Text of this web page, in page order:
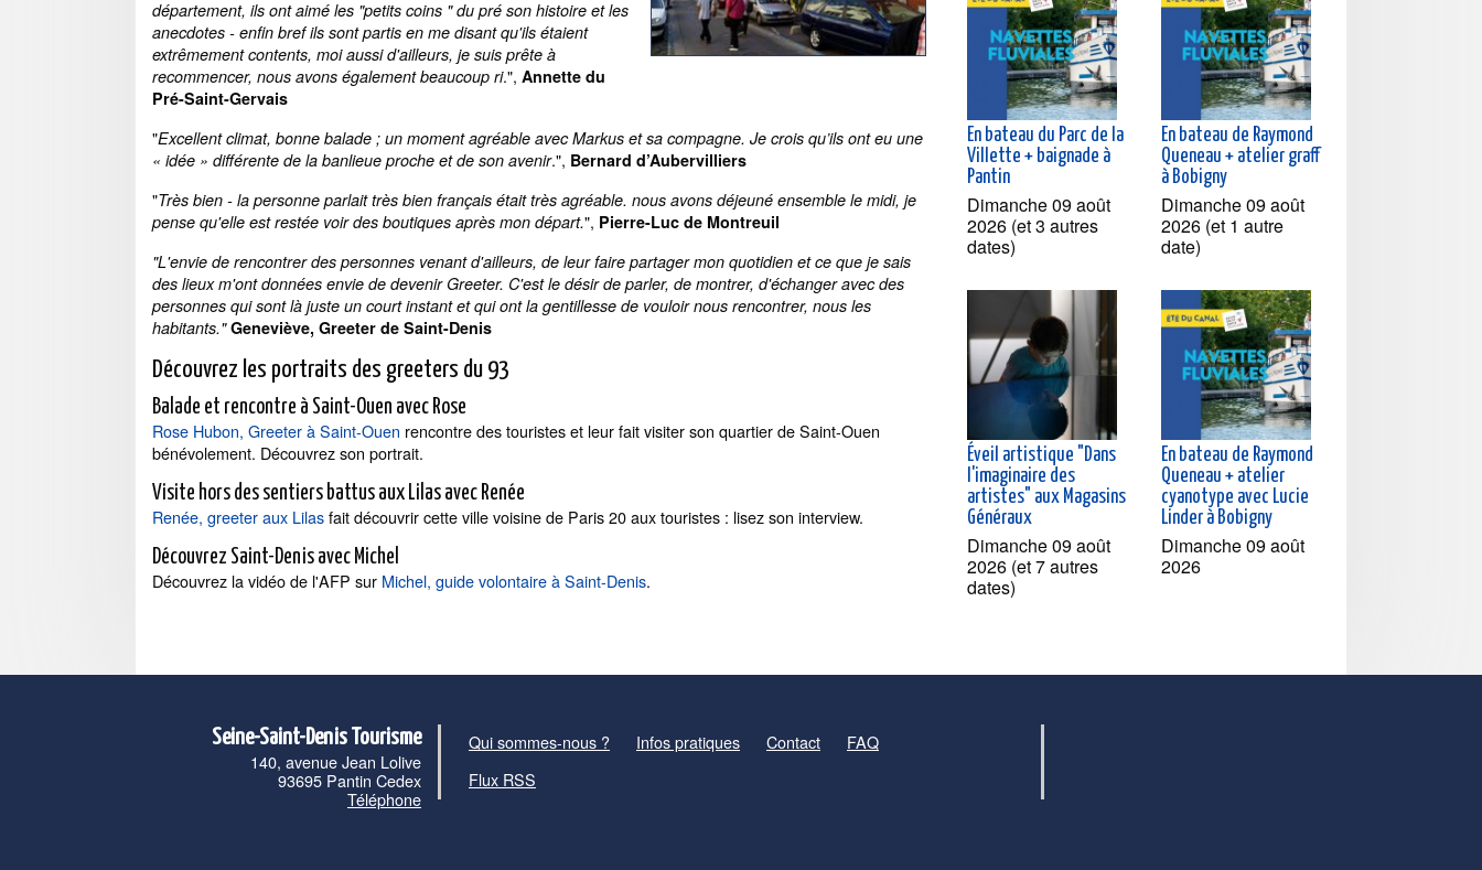
département, ils ont aimé les "petits coins " du pré son histoire et les
anecdotes - enfin bref ils sont partis en me disant qu'ils étaient
extrêmement contents, moi aussi d'ailleurs, je suis prête à
recommencer, nous avons également beaucoup ri.", Annette du
Pré-Saint-Gervais
"Excellent climat, bonne balade ; un moment agréable avec Markus et sa compagne. Je crois qu’ils ont eu une
« idée » différente de la banlieue proche et de son avenir.", Bernard d’Aubervilliers
"Très bien - la personne parlait très bien français était très agréable. nous avons déjeuné ensemble le midi, je
pense qu'elle est restée voir des boutiques après mon départ.", Pierre-Luc de Montreuil
"L'envie de rencontrer des personnes venant d'ailleurs, de leur faire partager mon quotidien et ce que je sais
des lieux m'ont données envie de devenir Greeter. C'est le désir de parler, de montrer, d'échanger avec des
personnes qui sont là juste un court instant et qui ont la gentillesse de vouloir nous rencontrer, nous les
habitants." Geneviève, Greeter de Saint-Denis
Découvrez les portraits des greeters du 93
Balade et rencontre à Saint-Ouen avec Rose
Rose Hubon, Greeter à Saint-Ouen rencontre des touristes et leur fait visiter son quartier de Saint-Ouen
bénévolement. Découvrez son portrait.
Visite hors des sentiers battus aux Lilas avec Renée
Renée, greeter aux Lilasfait découvrir cette ville voisine de Paris 20 aux touristes : lisez son interview.
Découvrez Saint-Denis avec Michel
Découvrez la vidéo de l'AFP sur Michel, guide volontaire à Saint-Denis.
En bateau du Parc de la
Villette + baignade à
Pantin
Dimanche 09 août
2026 (et 3 autres
dates)
En bateau de Raymond
Queneau + atelier graff
à Bobigny
Dimanche 09 août
2026 (et 1 autre
date)
Éveil artistique "Dans
l'imaginaire des
artistes" aux Magasins
Généraux
Dimanche 09 août
2026 (et 7 autres
dates)
En bateau de Raymond
Queneau + atelier
cyanotype avec Lucie
Linder à Bobigny
Dimanche 09 août
2026
Seine-Saint-Denis Tourisme
140, avenue Jean Lolive
93695 Pantin Cedex
Téléphone
Qui sommes-nous ? Infos pratiques Contact
FAQ
Flux RSS